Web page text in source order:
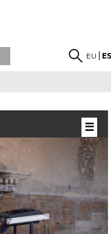
EU
☰